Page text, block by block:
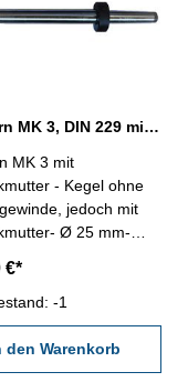
Prüfdorn MK 3, DIN 229 mit Abdrückmutter
MK 3 mit
- Kegel ohne
jedoch mit
Ø 25 mm-
0,002
0,002 mm-
und Kalibrierschein
€*
-1
den Warenkorb